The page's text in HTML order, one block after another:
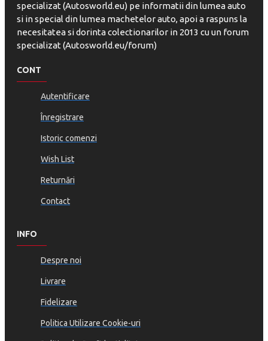
specializat (Autosworld.eu) pe informatii din lumea auto
si in special din lumea machetelor auto, apoi a raspuns la
necesitatea si dorinta colectionarilor in 2013 cu un forum
specializat (Autosworld.eu/forum)
CONT
Autentificare
Înregistrare
Istoric comenzi
Wish List
Returnări
Contact
INFO
Despre noi
Livrare
Fidelizare
Politica Utilizare Cookie-uri